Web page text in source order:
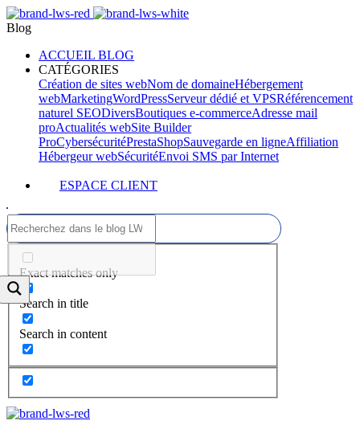
Blog
ACCUEIL BLOG
CATÉGORIES
Création de sites webNom de domaineHébergement
webMarketingWordPressServeur dédié et VPSRéférencement
naturel SEODiversBoutiques e-commerceAdresse mail
proActualités webSite Builder
ProCybersécuritéPrestaShopSauvegarde en ligneAffiliation
Hébergeur webSécuritéEnvoi SMS par Internet
ESPACE CLIENT
Exact matches only
Search in title
Search in content